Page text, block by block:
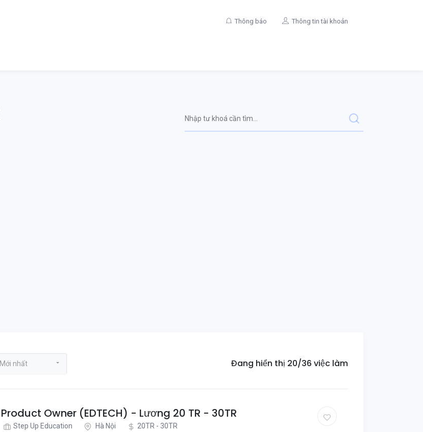
Thông báo Thông tin tài khoản
Mới nhất Đang hiển thị 20/36 việc làm
Product Owner (EDTECH) - Lương 20 TR - 30TR
Step Up Education Hà Nội 20TR - 30TR